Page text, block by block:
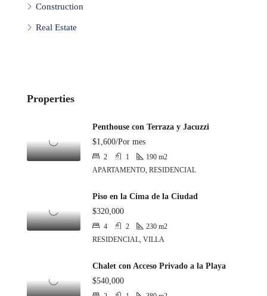
Construction
Real Estate
Properties
Penthouse con Terraza y Jacuzzi
$1,600/Por mes
2 1 190 m2
APARTAMENTO, RESIDENCIAL
Piso en la Cima de la Ciudad
$320,000
4 2 230 m2
RESIDENCIAL, VILLA
Chalet con Acceso Privado a la Playa
$540,000